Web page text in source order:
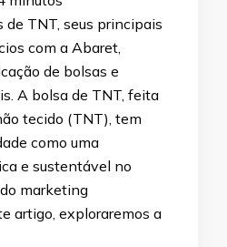
de TNT, seus principais
com a Abaret,
de bolsas e
A bolsa de TNT, feita
tecido (TNT), tem
como uma
e sustentável no
marketing
artigo, exploraremos a